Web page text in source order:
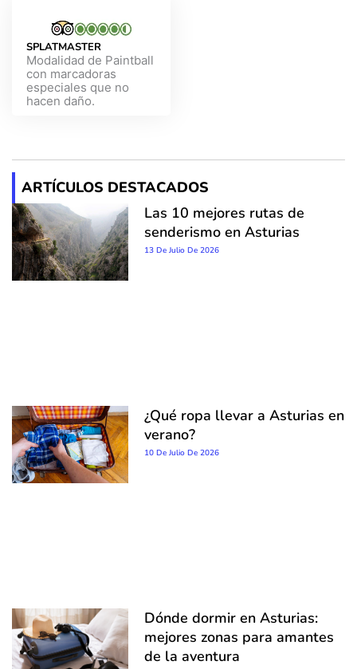
SPLATMASTER
Modalidad de Paintball
con marcadoras
especiales que no
hacen daño.
ARTÍCULOS DESTACADOS
Las 10 mejores rutas de
senderismo en Asturias
13 De Julio De 2026
¿Qué ropa llevar a Asturias en
verano?
10 De Julio De 2026
Dónde dormir en Asturias:
mejores zonas para amantes
de la aventura